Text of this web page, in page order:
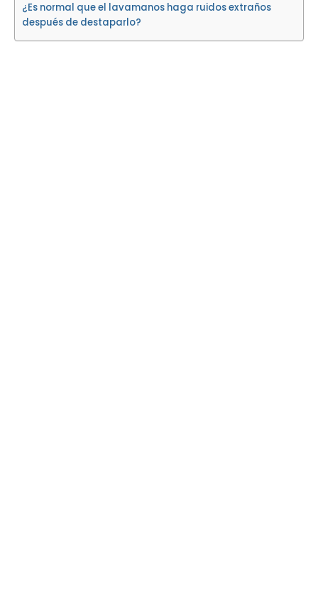
¿Es normal que el lavamanos haga ruidos extraños
después de destaparlo?